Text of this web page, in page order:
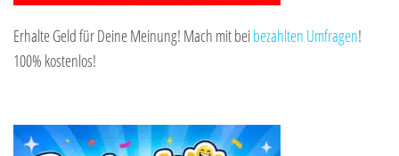
Erhalte Geld für Deine Meinung! Mach mit beibezahlten Umfragen!
100% kostenlos!